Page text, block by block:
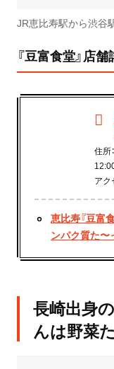
JR恵比寿駅から渋谷
『豆富食堂』店
住所
アク
恵比寿『豆富
ンパク質た〜
長崎出身
んは野菜